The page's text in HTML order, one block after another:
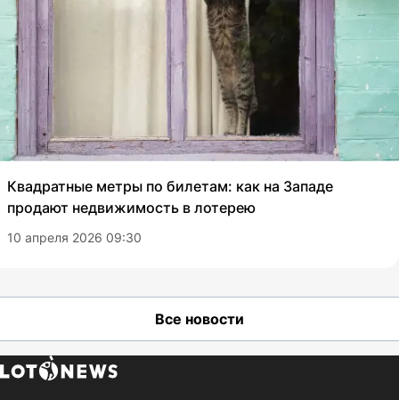
Квадратные метры по билетам: как на Западе
продают недвижимость в лотерею
10 апреля 2026 09:30
Все новости